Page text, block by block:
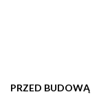
PRZED BUDOWĄ